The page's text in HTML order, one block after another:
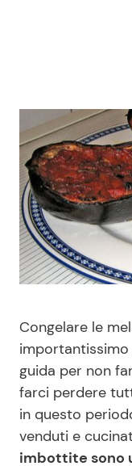
ShowBiz
News Cinema
News Musica
News Spettacolo
Benessere
Casa
Moda e Style
Mondo Mamma
Congelare le
importantissimo
guida per non
farci perdere
in questo
venduti e
imbottite sono